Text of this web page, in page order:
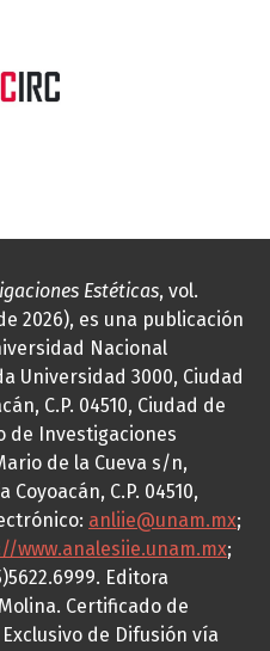
Estéticas, vol.
2026), es una publicación
Nacional
Universidad 3000, Ciudad
C.P. 04510, Ciudad de
de Investigaciones
de la Cueva s/n,
C.P. 04510,
anliie@unam.mx;
www.analesiie.unam.mx;
Editora
Certificado de
de Difusión vía